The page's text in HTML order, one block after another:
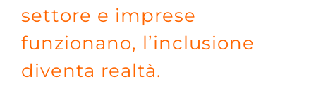
settore e imprese
funzionano, l’inclusione
diventa realtà.